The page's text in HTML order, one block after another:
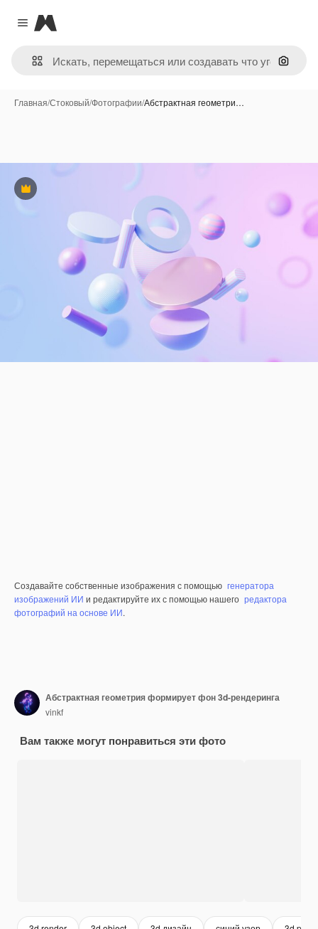
Close menu
Magnific
Поиск
Главная/Стоковый/Фотографии/Абстрактная геометри…
Премиум
Создавайте собственные изображения с помощью генератора
изображений ИИ и редактируйте их с помощью нашего редактора
фотографий на основе ИИ.
Абстрактная геометрия формирует фон 3d-рендеринга
vinkf
Вам также могут понравиться эти фото